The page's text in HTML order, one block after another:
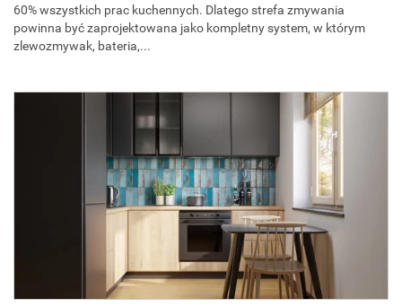
60% wszystkich prac kuchennych. Dlatego strefa zmywania
powinna być zaprojektowana jako kompletny system, w którym
zlewozmywak, bateria,...